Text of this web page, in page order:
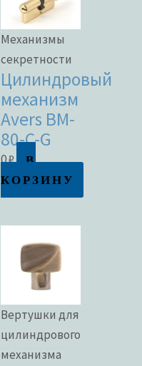
Механизмы
секретности
Цилиндровый
механизм
Avers BM-
80-C-G
0₽
В
КОРЗИНУ
Вертушки для
цилиндрового
механизма